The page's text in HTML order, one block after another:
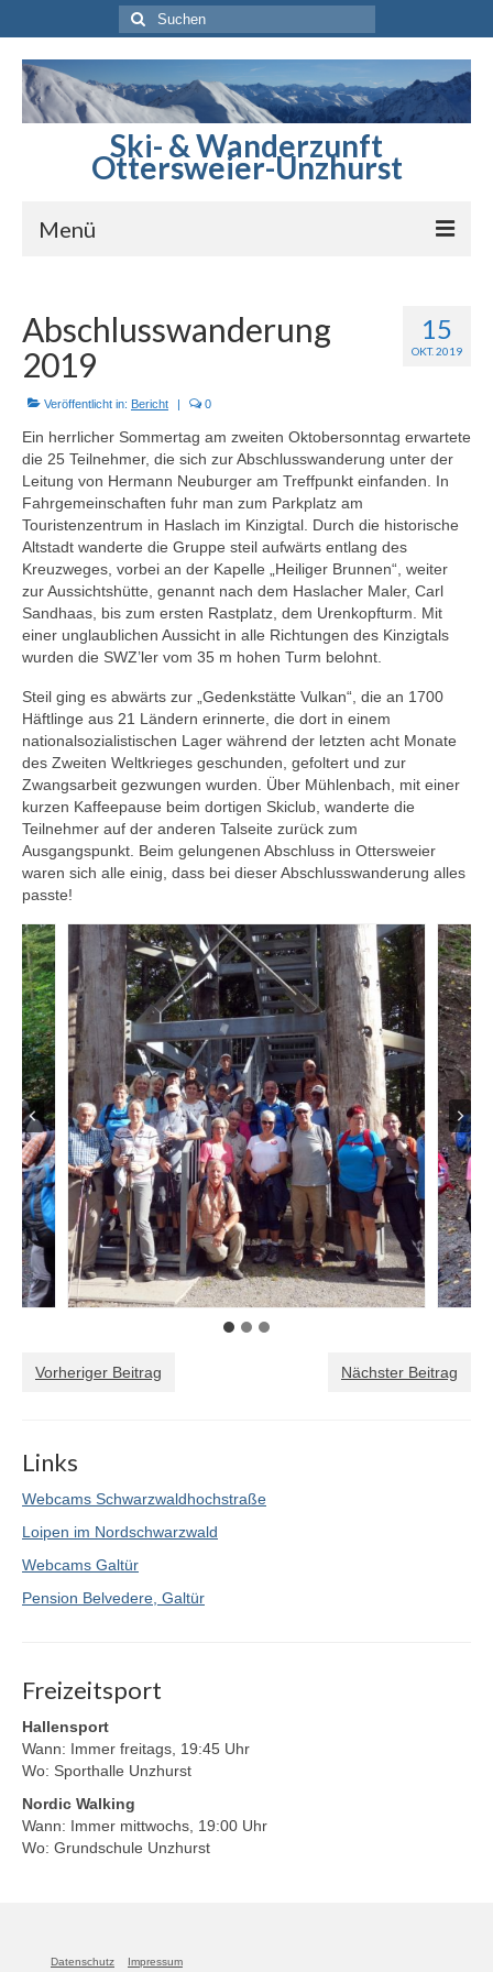
Suchen
nach:
Ski- & Wanderzunft
Ottersweier-Unzhurst
Menü
Berichte
Sommerprogramm
Skihütte
SWZ Freizeitsport
15
OKT. 2019
Abschlusswanderung
2019
Veröffentlicht in: Bericht 0
Ein herrlicher Sommertag am zweiten Oktobersonntag erwartete
die 25 Teilnehmer, die sich zur Abschlusswanderung unter der
Leitung von Hermann Neuburger am Treffpunkt einfanden. In
Fahrgemeinschaften fuhr man zum Parkplatz am
Touristenzentrum in Haslach im Kinzigtal. Durch die historische
Altstadt wanderte die Gruppe steil aufwärts entlang des
Kreuzweges, vorbei an der Kapelle „Heiliger Brunnen“, weiter
zur Aussichtshütte, genannt nach dem Haslacher Maler, Carl
Sandhaas, bis zum ersten Rastplatz, dem Urenkopfturm. Mit
einer unglaublichen Aussicht in alle Richtungen des Kinzigtals
wurden die SWZ’ler vom 35 m hohen Turm belohnt.
Steil ging es abwärts zur „Gedenkstätte Vulkan“, die an 1700
Häftlinge aus 21 Ländern erinnerte, die dort in einem
nationalsozialistischen Lager während der letzten acht Monate
des Zweiten Weltkrieges geschunden, gefoltert und zur
Zwangsarbeit gezwungen wurden. Über Mühlenbach, mit einer
kurzen Kaffeepause beim dortigen Skiclub, wanderte die
Teilnehmer auf der anderen Talseite zurück zum
Ausgangspunkt. Beim gelungenen Abschluss in Ottersweier
waren sich alle einig, dass bei dieser Abschlusswanderung alles
passte!
Vorheriger Beitrag Nächster Beitrag
Links
Webcams Schwarzwaldhochstraße
Loipen im Nordschwarzwald
Webcams Galtür
Pension Belvedere, Galtür
Freizeitsport
Hallensport
Wann: Immer freitags, 19:45 Uhr
Wo: Sporthalle Unzhurst
Nordic Walking
Wann: Immer mittwochs, 19:00 Uhr
Wo: Grundschule Unzhurst
Datenschutz Impressum